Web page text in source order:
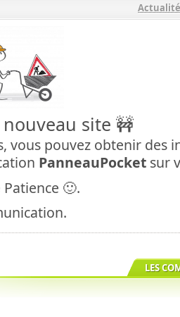
Actualité
site 🚧
vous pouvez obtenir des
PanneauPocket sur
🙂.
LES